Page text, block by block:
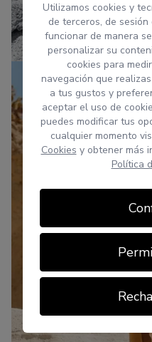
Utilizamos cookies y
de terceros, de
funcionar de manera
personalizar su
cookies para
navegación que
a tus gustos y
aceptar el uso de
puedes modificar tus
cualquier momento
Cookies y obtener más
Política